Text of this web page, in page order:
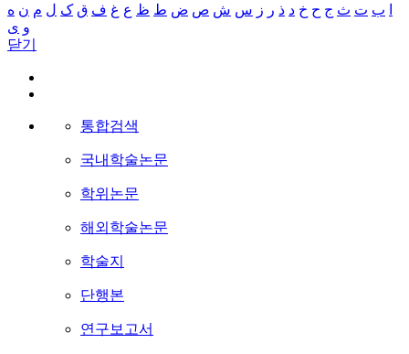
ب ت ث ج ح خ د ذ ر ز س ش ص ض ط ظ ع غ ف ق ک ل م ن ه
و ی
닫기
통합검색
국내학술논문
학위논문
해외학술논문
학술지
단행본
연구보고서